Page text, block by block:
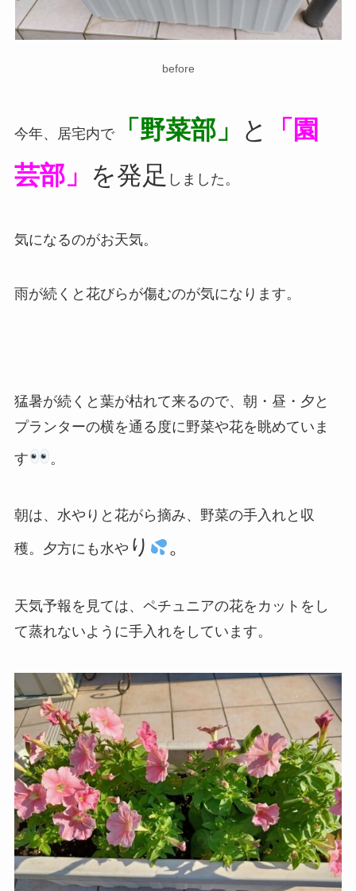
before
今年、居宅内で「野菜部」 と
「園
芸部」 を発足 しました。
気になるのがお天気。
雨が続くと花びらが傷むのが気になります。
猛暑が続くと葉が枯れて来るので、朝・昼・夕と
プランターの横を通る度に野菜や花を眺めていま
す
。
朝は、水やりと花がら摘み、野菜の手入れと収
穫。夕方にも水や り 。
天気予報を見ては、ペチュニアの花をカットをし
て蒸れないように手入れをしています。